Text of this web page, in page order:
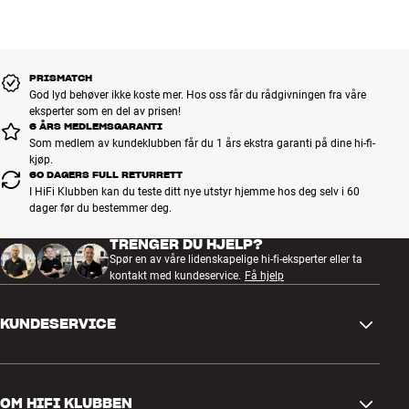
PRISMATCH
God lyd behøver ikke koste mer. Hos oss får du rådgivningen fra våre
eksperter som en del av prisen!
6 ÅRS MEDLEMSGARANTI
Som medlem av kundeklubben får du 1 års ekstra garanti på dine hi-fi-
kjøp.
60 DAGERS FULL RETURRETT
I HiFi Klubben kan du teste ditt nye utstyr hjemme hos deg selv i 60
dager før du bestemmer deg.
TRENGER DU HJELP?
Spør en av våre lidenskapelige hi-fi-eksperter eller ta
kontakt med kundeservice. Få hjelp
KUNDESERVICE
OM HIFI KLUBBEN